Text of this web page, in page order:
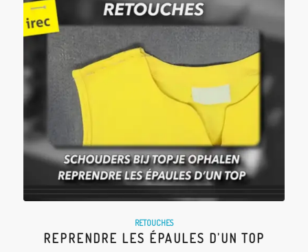
RETOUCHES
REPRENDRE LES ÉPAULES D’UN TOP